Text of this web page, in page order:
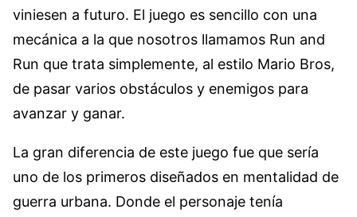
viniesen a futuro. El juego es sencillo con una
mecánica a la que nosotros llamamos Run and
Run que trata simplemente, al estilo Mario Bros,
de pasar varios obstáculos y enemigos para
avanzar y ganar.
La gran diferencia de este juego fue que sería
uno de los primeros diseñados en mentalidad de
guerra urbana. Donde el personaje tenía